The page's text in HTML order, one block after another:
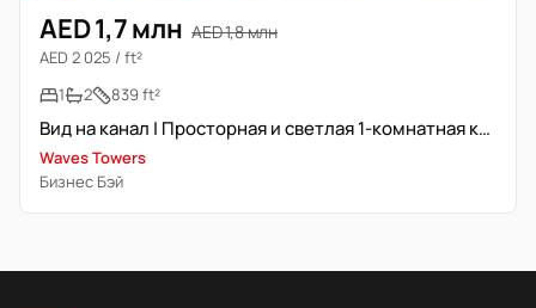
AED 1,7 млн AED 1,8 млн
AED 2 025 / ft²
1
2 839 ft²
Вид на канал | Просторная и светлая 1-комнатная квартира
Waves Towers
Бизнес Бэй